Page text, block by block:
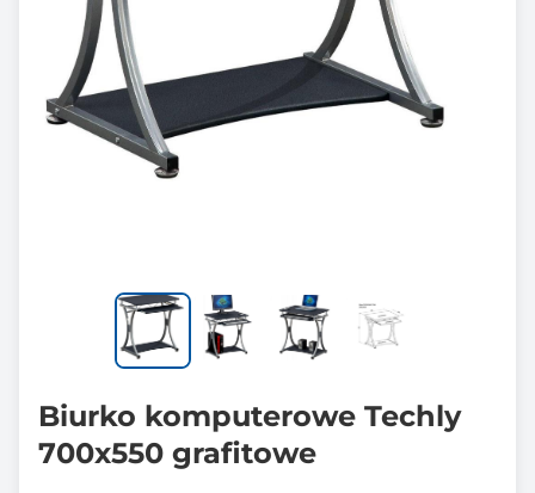
Biurko komputerowe Techly
700x550 grafitowe